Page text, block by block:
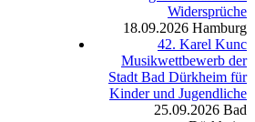
Widersprüche
18.09.2026 Hamburg
42. Karel Kunc
Musikwettbewerb der
Stadt Bad Dürkheim für
Kinder und Jugendliche
25.09.2026 Bad